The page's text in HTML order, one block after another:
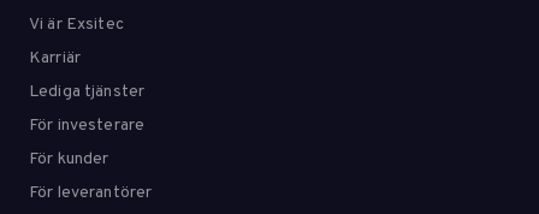
Vi är Exsitec
Karriär
Lediga tjänster
För investerare
För kunder
För leverantörer